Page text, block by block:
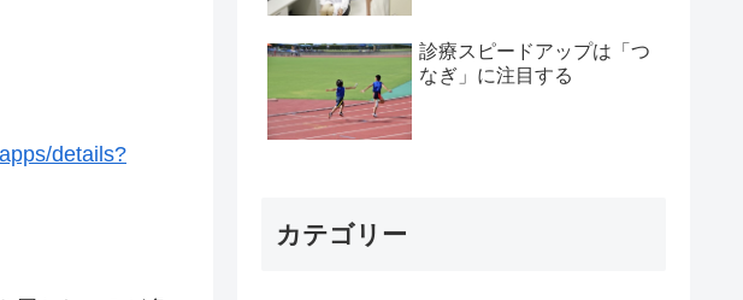
details?
診療スピードアップは「つ
なぎ」に注目する
カテゴリー